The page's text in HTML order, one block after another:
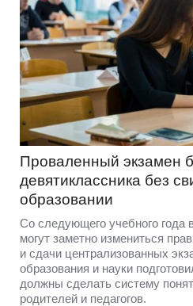
Проваленный экзамен
девятиклассника без
образовании
Со следующего учебного года
могут заметно измениться
и сдачи централизованных
образования и науки
должны сделать систему
родителей и педагогов.